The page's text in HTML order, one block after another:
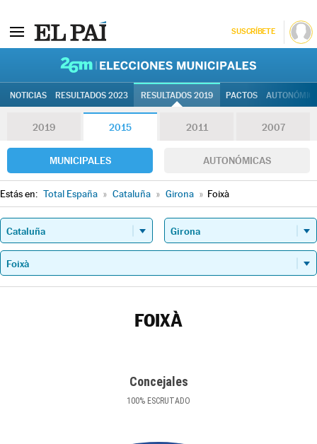
SUSCRÍBETE
NOTICIAS RESULTADOS 2023 RESULTADOS 2019 PACTOS
2019 2015 2011 2007
MUNICIPALES AUTONÓMICAS
Estás en: Total España » Cataluña » Girona » Foixà
FOIXÀ
Concejales
100% ESCRUTADO